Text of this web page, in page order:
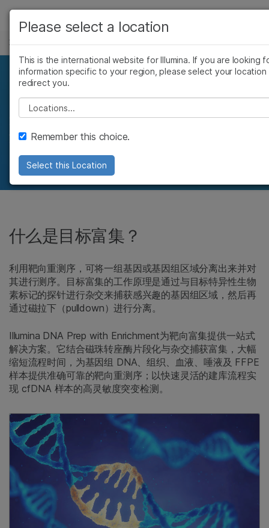
解决方案
学习
公司
支持
推荐内容链接
靶向重测序
基于杂交的靶标富集
通过使用预选或定制基因panel，一次性评估检
测多个基因（>50 个）和多样本，可节省时间和
费用。
什么是目标富集？
利用靶向重测序，可将一组基因或基因组区域分离出来并对
其进行测序。目标富集的工作原理是通过与目标特异性生物
素标记的探针进行杂交来捕获感兴趣的基因组区域，然后再
通过磁拉下（pulldown）进行分离。
Illumina DNA Prep with Enrichment为靶向富集提供一站式
解决方案。它结合磁珠转座酶片段化与杂交捕获富集，大幅
缩短流程时间，为基因组 DNA、组织、血液、唾液及 FFPE
样本提供准确可靠的靶向重测序；以快速灵活的建库流程实
现 cfDNA 样本的高灵敏度突变检测。
查看更多相关内容。选择您感兴趣的领域:
癌症研究
微生物学
农业基因组学
复杂疾病
临床肿瘤学
遗传病和罕见病
Please select a location
This is the international website for Illumina. If you are looking
information specific to your region, please select your location
redirect you.
Please select a location
Remember this choice.
Select this Location